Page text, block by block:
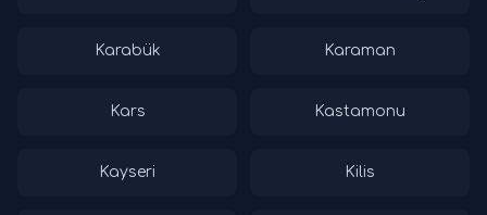
Karabük Karaman
Kars Kastamonu
Kayseri Kilis